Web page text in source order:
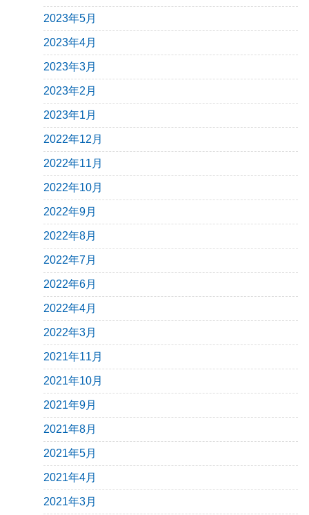
2023年5月
2023年4月
2023年3月
2023年2月
2023年1月
2022年12月
2022年11月
2022年10月
2022年9月
2022年8月
2022年7月
2022年6月
2022年4月
2022年3月
2021年11月
2021年10月
2021年9月
2021年8月
2021年5月
2021年4月
2021年3月